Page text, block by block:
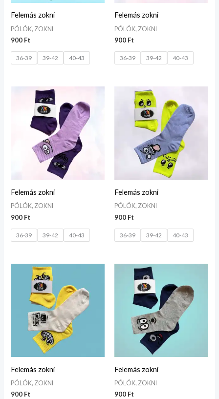
Felemás zokni
PÓLÓK, ZOKNI
900 Ft
36-39 39-42 40-43
Felemás zokni
PÓLÓK, ZOKNI
900 Ft
36-39 39-42 40-43
Felemás zokni
PÓLÓK, ZOKNI
900 Ft
36-39 39-42 40-43
Felemás zokni
PÓLÓK, ZOKNI
900 Ft
36-39 39-42 40-43
Felemás zokni
PÓLÓK, ZOKNI
900 Ft
Felemás zokni
PÓLÓK, ZOKNI
900 Ft